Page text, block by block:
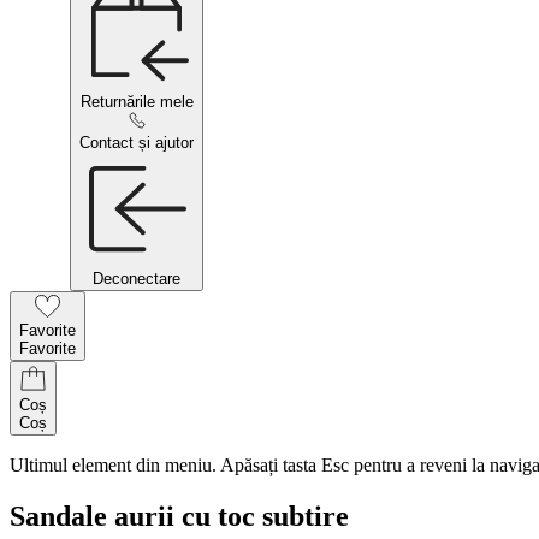
Returnările mele
Contact și ajutor
Deconectare
Favorite
Favorite
Coș
Coș
Ultimul element din meniu. Apăsați tasta Esc pentru a reveni la
Sandale aurii cu toc subtire